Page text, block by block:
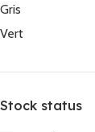
Gris
Vert
Stock status